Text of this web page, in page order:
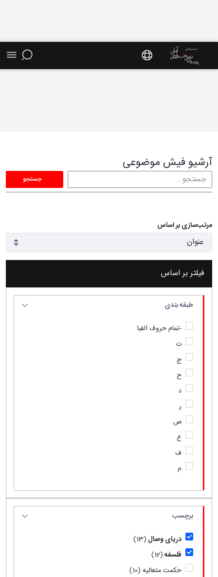
آرشیو فیش موضوعی
جستجو
مرتب‌سازی بر اساس
فیلتر بر اساس
طبقه بندی
-تمام حروف الفبا
ت
ج
ح
د
ر
ص
ع
ف
م
برچسب
دریای وصال (13)
فلسفه(12)
حکمت متعالیه (10)